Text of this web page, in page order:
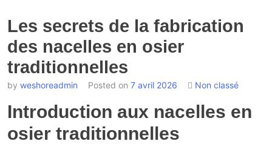
Les secrets de la fabrication
des nacelles en osier
traditionnelles
by weshoreadmin Posted on 7 avril 2026 Non classé
Introduction aux nacelles en
osier traditionnelles